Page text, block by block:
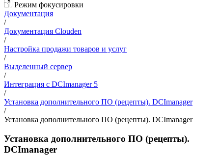
Режим фокусировки
Документация
/
Документация Clouden
/
Настройка продажи товаров и услуг
/
Выделенный сервер
/
Интеграция с DCImanager 5
/
Установка дополнительного ПО (рецепты). DCImanager
/
Установка дополнительного ПО (рецепты). DCImanager
Установка дополнительного ПО (рецепты).
DCImanager